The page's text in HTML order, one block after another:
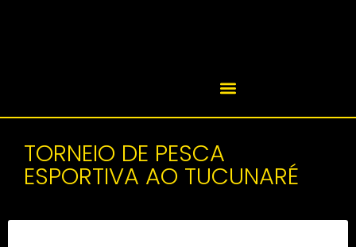
TORNEIO DE PESCA
ESPORTIVA AO TUCUNARÉ